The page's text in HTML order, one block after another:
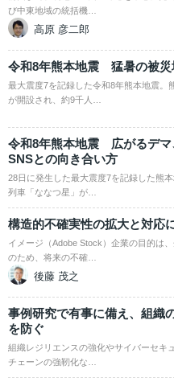
び中東地域の統括機…
高原 彦二郎
令和8年熊本地震 猛暑の被災
最大震度7を記録した令和8年熊本地震。
が開設され、約9千人…
令和8年熊本地震 広がるデマ
SNSとの向き合い方
28日に発生した最大震度7を記録した熊
列車「ななつ星」が…
構造的不確実性の拡大と対応
イメージ（Adobe Stock）企業の目的は
のため、将来の不確…
後藤 茂之
事例研究で有事に備え、組織
を防ぐ
組織レジリエンスの強化やサイバーセキ
チェーンの強靭化な…